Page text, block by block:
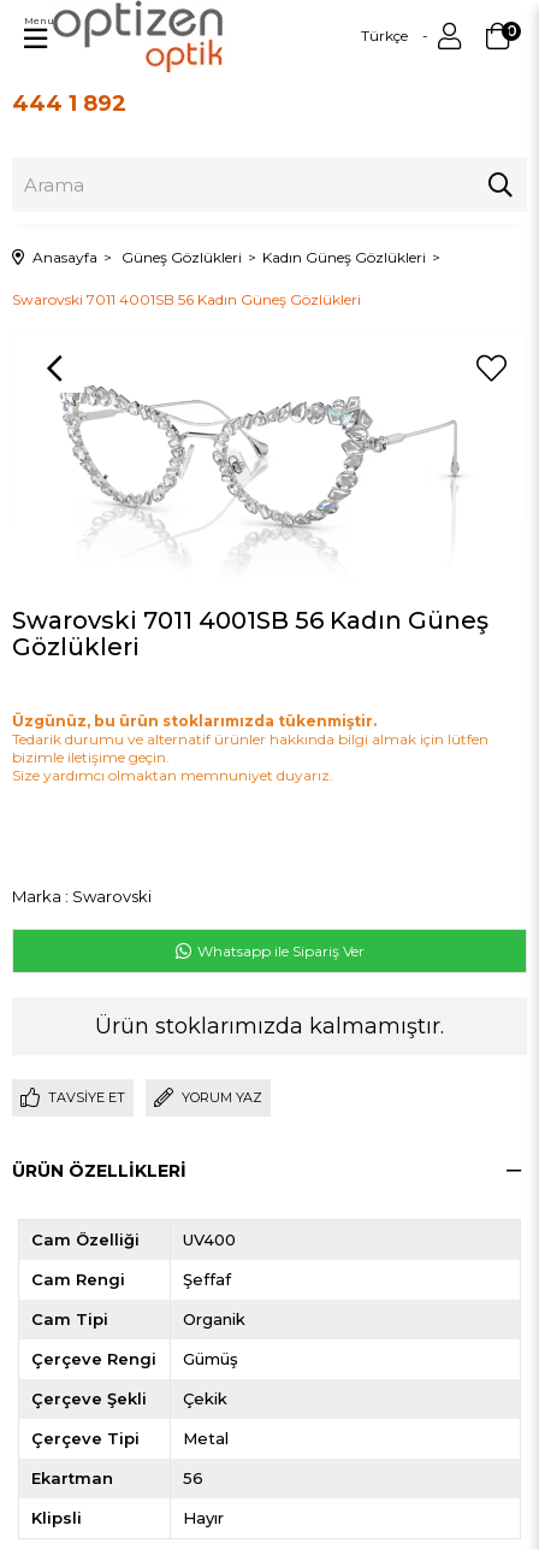
444 1 892
Türkçe 0
Menu
Anasayfa Güneş Gözlükleri Kadın Güneş Gözlükleri
Swarovski 7011 4001SB 56 Kadın Güneş Gözlükleri
Swarovski 7011 4001SB 56 Kadın Güneş
Gözlükleri
Üzgünüz, bu ürün stoklarımızda tükenmiştir.
Tedarik durumu ve alternatif ürünler hakkında bilgi almak için lütfen
bizimle iletişime geçin.
Size yardımcı olmaktan memnuniyet duyarız.
Marka : Swarovski
Whatsapp ile Sipariş Ver
Ürün stoklarımızda kalmamıştır.
TAVSIYE ET YORUM YAZ
ÜRÜN ÖZELLIKLERI
Cam Özelliği UV400
Cam Rengi Şeffaf
Cam Tipi Organik
Çerçeve Rengi Gümüş
Çerçeve Şekli Çekik
Çerçeve Tipi Metal
Ekartman 56
Klipsli Hayır